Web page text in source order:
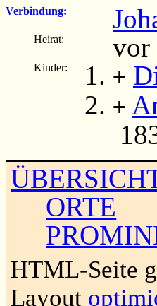
Verbindung:
Heirat: vor
Kinder: +
+
ORTE
HTML-Seite
Layout